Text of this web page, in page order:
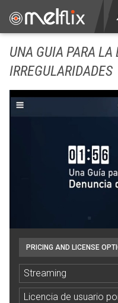
UNA GUIA PARA LA
IRREGULARIDADES
PRICING AND LICENSE
Streaming
Licencia de usuario